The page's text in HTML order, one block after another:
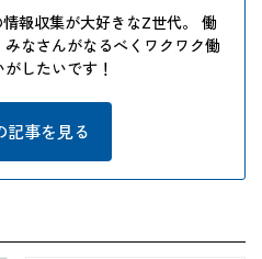
報収集が大好きなZ世代。 働
みなさんがなるべくワクワク働
したいです！
記事を見る